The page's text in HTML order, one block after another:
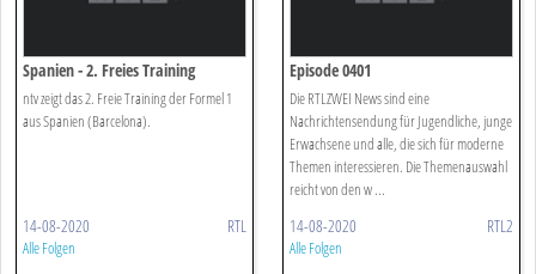
Spanien - 2. Freies Training
ntv zeigt das 2. Freie Training der Formel 1
aus Spanien (Barcelona).
14-08-2020 RTL
Alle Folgen
Episode 0401
Die RTLZWEI News sind eine
Nachrichtensendung für Jugendliche, junge
Erwachsene und alle, die sich für moderne
Themen interessieren. Die Themenauswahl
reicht von den w ...
14-08-2020 RTL2
Alle Folgen